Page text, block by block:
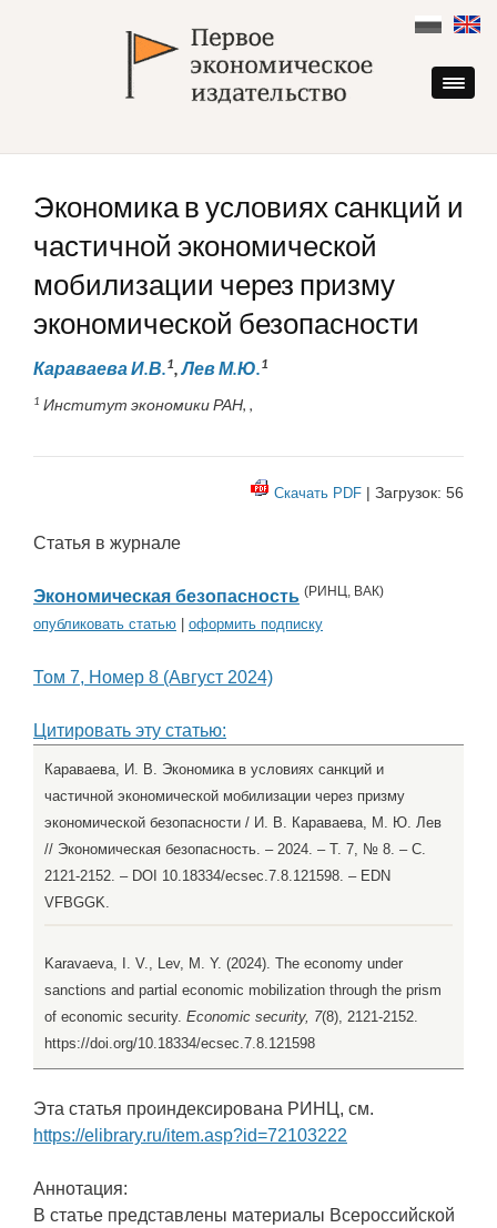
content
Экономика в условиях санкций и
частичной экономической
мобилизации через призму
экономической безопасности
Караваева И.В.1,Лев М.Ю.1
1 Институт экономики РАН, ,
Скачать PDF | Загрузок: 56
Статья в журнале
Экономическая безопасность (РИНЦ, ВАК)
опубликовать статью оформить подписку
Том 7, Номер 8 (Август 2024)
Цитировать эту статью:
Караваева, И. В. Экономика в условиях санкций и
частичной экономической мобилизации через призму
экономической безопасности / И. В. Караваева, М. Ю. Лев
// Экономическая безопасность. – 2024. – Т. 7, № 8. – С.
2121-2152. – DOI 10.18334/ecsec.7.8.121598. – EDN
VFBGGK.
Karavaeva, I. V., Lev, M. Y. (2024). The economy under
sanctions and partial economic mobilization through the prism
of economic security. Economic security, 7(8), 2121-2152.
https://doi.org/10.18334/ecsec.7.8.121598
Эта статья проиндексирована РИНЦ, см.
https://elibrary.ru/item.asp?id=72103222
Аннотация:
В статье представлены материалы Всероссийской